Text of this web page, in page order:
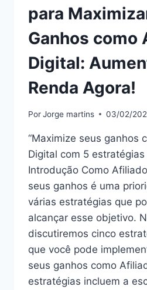
para
Ganhos como
Digital:
Renda Agora!
PorJorge martins 03/02/
“Maximize seus ganhos
Digital com 5 estratégias
Introdução Como
seus ganhos é uma
várias estratégias que
alcançar esse objetivo.
discutiremos cinco
que você pode
seus ganhos como
estratégias incluem a